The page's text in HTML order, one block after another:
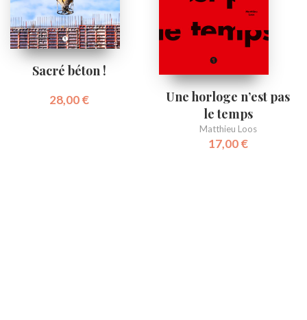
Sacré béton !
28,00€
Une horloge n’est pas
le temps
Matthieu Loos
17,00€